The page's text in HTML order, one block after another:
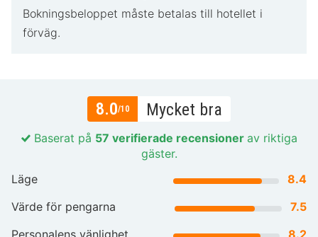
Bokningsbeloppet måste betalas till hotellet i
förväg.
8.0/10 Mycket bra
Baserat på 57 verifierade recensioner av riktiga
gäster.
Läge
8.4
Värde för pengarna
7.5